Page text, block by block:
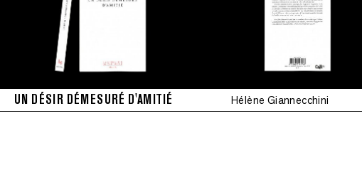
UN DÉSIR DÉMESURÉ D'AMITIÉ Hélène Giannecchini